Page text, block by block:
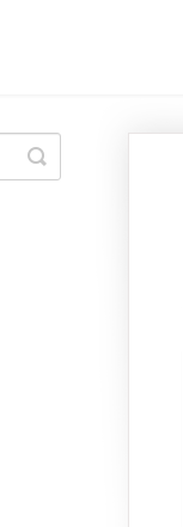
Toggle
Search